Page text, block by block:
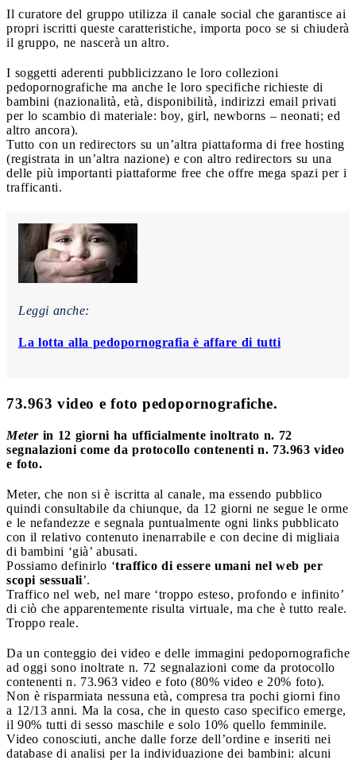
Il curatore del gruppo utilizza il canale social che garantisce ai
propri iscritti queste caratteristiche, importa poco se si chiuderà
il gruppo, ne nascerà un altro.
I soggetti aderenti pubblicizzano le loro collezioni
pedopornografiche ma anche le loro specifiche richieste di
bambini (nazionalità, età, disponibilità, indirizzi email privati
per lo scambio di materiale: boy, girl, newborns – neonati; ed
altro ancora).
Tutto con un redirectors su un’altra piattaforma di free hosting
(registrata in un’altra nazione) e con altro redirectors su una
delle più importanti piattaforme free che offre mega spazi per i
trafficanti.
Leggi anche:
La lotta alla pedopornografia è affare di tutti
73.963 video e foto pedopornografiche.
Meterin 12 giorni ha ufficialmente inoltrato n. 72
segnalazioni come da protocollo contenenti n. 73.963 video
e foto.
Meter, che non si è iscritta al canale, ma essendo pubblico
quindi consultabile da chiunque, da 12 giorni ne segue le orme
e le nefandezze e segnala puntualmente ogni links pubblicato
con il relativo contenuto inenarrabile e con decine di migliaia
di bambini ‘già’ abusati.
Possiamo definirlo ‘traffico di essere umani nel web per
scopi sessuali’.
Traffico nel web, nel mare ‘troppo esteso, profondo e infinito’
di ciò che apparentemente risulta virtuale, ma che è tutto reale.
Troppo reale.
Da un conteggio dei video e delle immagini pedopornografiche
ad oggi sono inoltrate n. 72 segnalazioni come da protocollo
contenenti n. 73.963 video e foto (80% video e 20% foto).
Non è risparmiata nessuna età, compresa tra pochi giorni fino
a 12/13 anni. Ma la cosa, che in questo caso specifico emerge,
il 90% tutti di sesso maschile e solo 10% quello femminile.
Video conosciuti, anche dalle forze dell’ordine e inseriti nei
database di analisi per la individuazione dei bambini: alcuni